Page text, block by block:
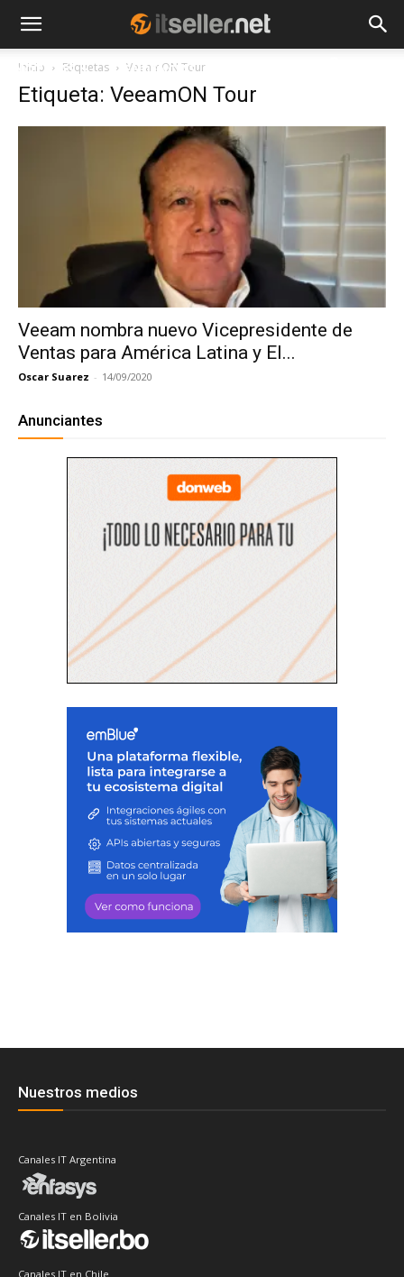
NOTICIAS TENDENCIAS
Inicio Etiquetas VeeamON Tour
Etiqueta: VeeamON Tour
Veeam nombra nuevo Vicepresidente de
Ventas para América Latina y El...
Oscar Suarez - 14/09/2020
Anunciantes
Nuestros medios
Canales IT Argentina
Canales IT en Bolivia
Canales IT en Chile